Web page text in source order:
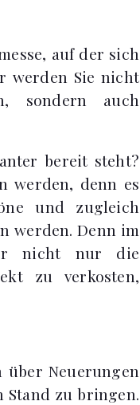
auf der sich
werden Sie nicht
sondern auch
bereit steht?
werden, denn es
und zugleich
werden. Denn im
nicht nur die
zu verkosten,
über Neuerungen
Stand zu bringen.